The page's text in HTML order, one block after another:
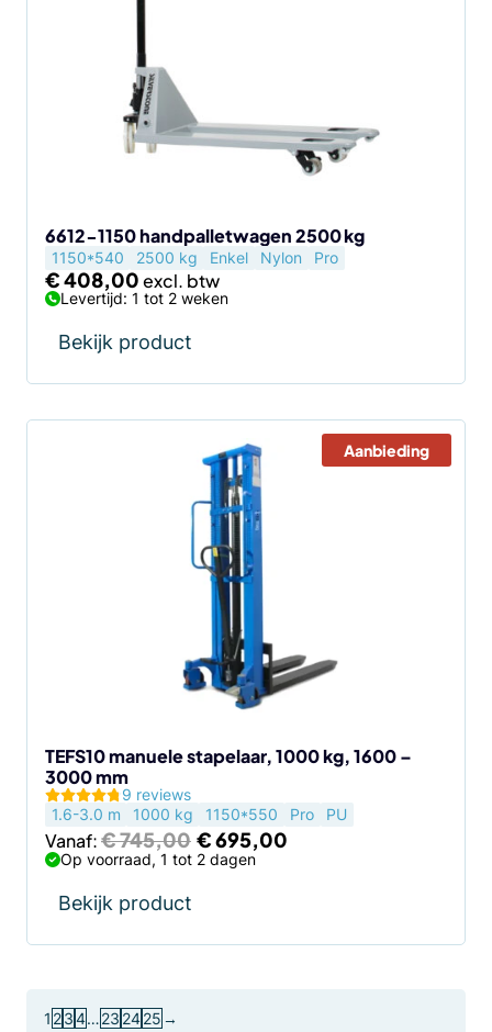
6612-1150 handpalletwagen 2500 kg
1150*540 2500 kg Enkel Nylon Pro
€408,00
Levertijd: 1 tot 2 weken
Bekijk product
Aanbieding
TEFS10 manuele stapelaar, 1000 kg, 1600 –
3000 mm
9 reviews
1.6-3.0 m
1000 kg 1150*550 Pro PU
Vanaf:€745,00 Oorspronkelijke
prijs
was:
€695,00
Op voorraad, 1 tot 2 dagen
Bekijk product
de
productpagina
1 234…23 2425 →